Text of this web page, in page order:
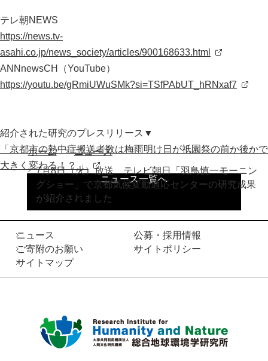
お問い合わせ
サ
ト
索
テレ朝NEWS
https://news.tv-
asahi.co.jp/news_society/articles/900168633.html
ANNnewsCH（YouTube）
https://youtu.be/gRmiUWuSMk?si=TSfPAbUT_hRNxaf7
紹介された研究のプレスリリース▼
「京都市の熱中症搬送者数は梅雨明け日が祇園祭の前か後かで
大きく変わる！？ 」
ニュース一覧へ
ホーム
ニュース
7月8日（火）放送 テレビ朝日「羽鳥慎一モーニン
グショー」で京都気候変動適応センターの研究成果
が紹介されました
ニュース
公募・採用情報
ご寄附のお願い
サイトポリシー
サイトマップ